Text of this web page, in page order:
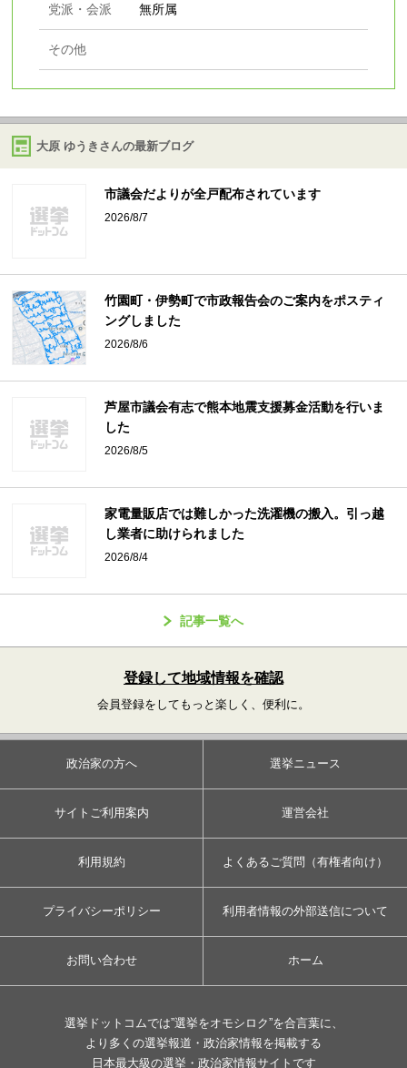
党派・会派 無所属
その他
大原 ゆうきさんの最新ブログ
市議会だよりが全戸配布されています
2026/8/7
竹園町・伊勢町で市政報告会のご案内をポスティ
ングしました
2026/8/6
芦屋市議会有志で熊本地震支援募金活動を行いま
した
2026/8/5
家電量販店では難しかった洗濯機の搬入。引っ越
し業者に助けられました
2026/8/4
記事一覧へ
登録して地域情報を確認
会員登録をしてもっと楽しく、便利に。
政治家の方へ 選挙ニュース
サイトご利用案内 運営会社
利用規約 よくあるご質問（有権者向け）
プライバシーポリシー 利用者情報の外部送信について
お問い合わせ ホーム
選挙ドットコムでは”選挙をオモシロク”を合言葉に、
より多くの選挙報道・政治家情報を掲載する
日本最大級の選挙・政治家情報サイトです